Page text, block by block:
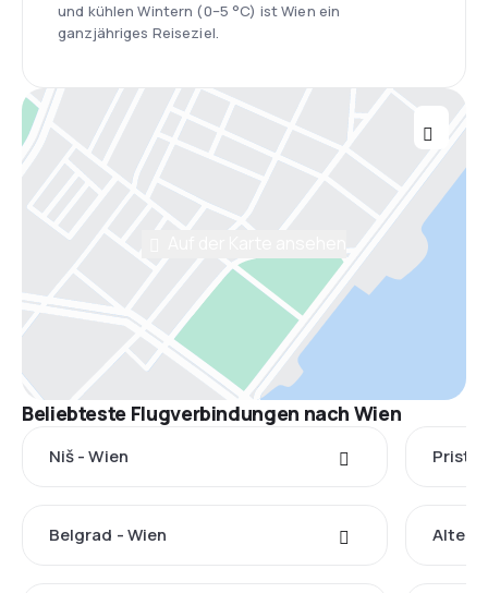
und kühlen Wintern (0–5 °C) ist Wien ein
ganzjähriges Reiseziel.
Beliebteste Flugverbindungen nach Wien
Niš - Wien
Belgrad - Wien